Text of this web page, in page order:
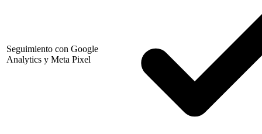
Seguimiento con Google
Analytics y Meta Pixel